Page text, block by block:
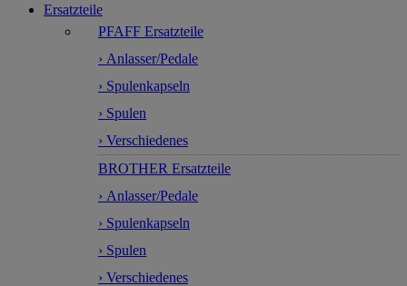
Ersatzteile
PFAFF Ersatzteile
› Anlasser/Pedale
› Spulenkapseln
› Spulen
› Verschiedenes
BROTHER Ersatzteile
› Anlasser/Pedale
› Spulenkapseln
› Spulen
› Verschiedenes